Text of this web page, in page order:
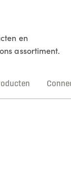
en
assortiment.